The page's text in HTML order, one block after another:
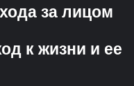
за лицом
к жизни и ее